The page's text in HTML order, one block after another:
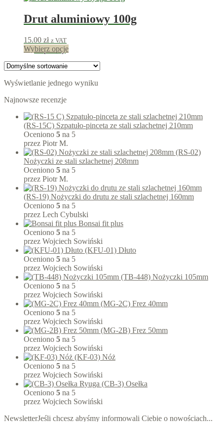
Drut aluminiowy 100g
15.00 zł z VAT
15punkty
Wybierz opcjeTen
wariantów.
na
stronie
produktu
Wyświetlanie jednego wyniku
Najnowsze recenzje
(RS-15C) Szpatuło-pinceta ze stali szlachetnej 210mm
Oceniono 5 na 5
przez Piotr M.
(RS-02)
Nożyczki ze stali szlachetnej 208mm
Oceniono 5 na 5
przez Piotr M.
(RS-19) Nożyczki do drutu ze stali szlachetnej 160mm
Oceniono 5 na 5
przez Lech Cybulski
Bonsai fit plus
Oceniono 5 na 5
przez Wojciech Sowiński
(KFU-01) Dłuto
Oceniono 5 na 5
przez Wojciech Sowiński
(TB-448) Nożyczki 105mm
Oceniono 5 na 5
przez Wojciech Sowiński
(MG-2C) Frez 40mm
Oceniono 5 na 5
przez Wojciech Sowiński
(MG-2B) Frez 50mm
Oceniono 5 na 5
przez Wojciech Sowiński
(KF-03) Nóż
Oceniono 5 na 5
przez Wojciech Sowiński
(CB-3) Osełka
Oceniono 5 na 5
przez Wojciech Sowiński
NewsletterJeśli chcesz abyśmy informowali Ciebie o nowościach...